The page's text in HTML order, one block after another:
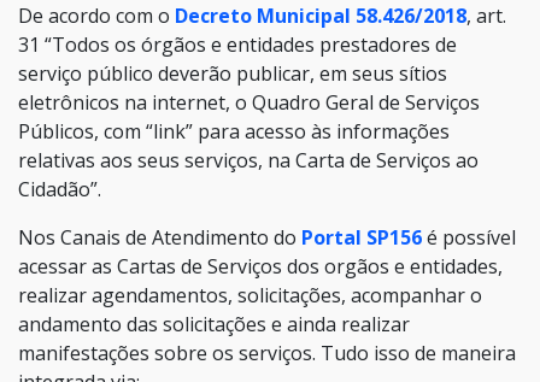
De acordo com o Decreto Municipal 58.426/2018, art.
31 “Todos os órgãos e entidades prestadores de
serviço público deverão publicar, em seus sítios
eletrônicos na internet, o Quadro Geral de Serviços
Públicos, com “link” para acesso às informações
relativas aos seus serviços, na Carta de Serviços ao
Cidadão”.
Nos Canais de Atendimento do Portal SP156é possível
acessar as Cartas de Serviços dos orgãos e entidades,
realizar agendamentos, solicitações, acompanhar o
andamento das solicitações e ainda realizar
manifestações sobre os serviços. Tudo isso de maneira